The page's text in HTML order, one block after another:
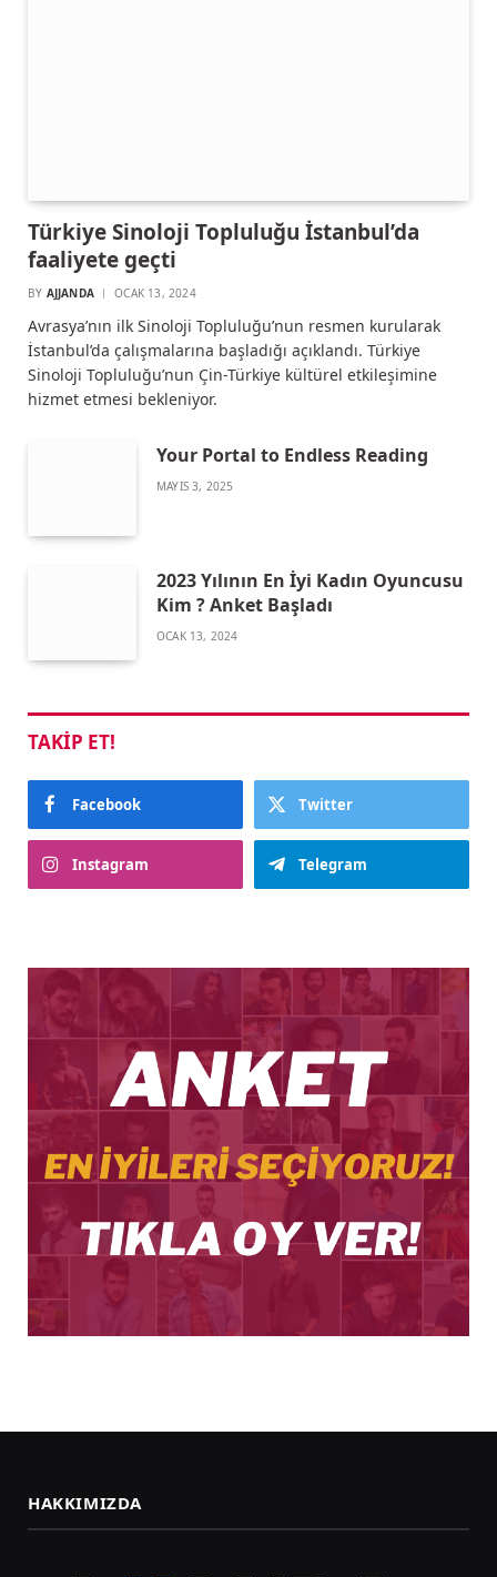
Türkiye Sinoloji Topluluğu İstanbul’da
faaliyete geçti
BY AJJANDA OCAK 13, 2024
Avrasya’nın ilk Sinoloji Topluluğu’nun resmen kurularak
İstanbul’da çalışmalarına başladığı açıklandı. Türkiye
Sinoloji Topluluğu’nun Çin-Türkiye kültürel etkileşimine
hizmet etmesi bekleniyor.
Your Portal to Endless Reading
MAYIS 3, 2025
2023 Yılının En İyi Kadın Oyuncusu
Kim ? Anket Başladı
OCAK 13, 2024
TAKIP ET!
Facebook Twitter
Instagram Telegram
HAKKIMIZDA